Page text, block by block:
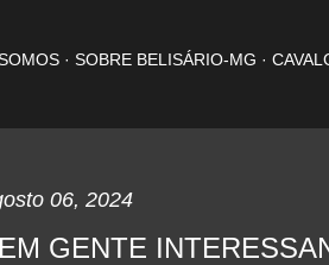
SOBRE BELISÁRIO-MG
06, 2024
GENTE